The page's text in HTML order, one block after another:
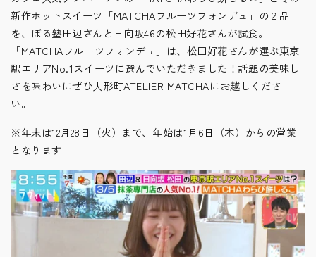
新作ホットスイーツ「MATCHAフルーツフォンデュ」の２品
を、ぼる塾田辺さんと日向坂46の松田好花さんが試食。
「MATCHAフルーツフォンデュ」は、松田好花さんが選ぶ東京
駅エリアNo.1スイーツに選んでいただきました！話題の美味し
さを味わいにぜひ人形町ATELIER MATCHAにお越しくださ
い。
※年末は12月28日（火）まで、年始は1月6日（木）からの営業
となります